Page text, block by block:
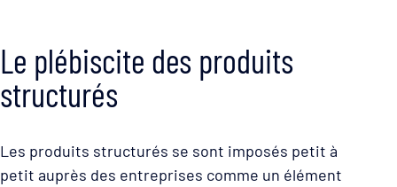
Le plébiscite des produits
structurés
Les produits structurés se sont imposés petit à
petit auprès des entreprises comme un élément